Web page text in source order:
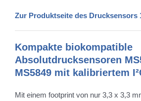
Zur Produktseite des Drucksensors
Kompakte biokompatible
Absolutdrucksensoren
MS5849 mit kalibriertem
Mit einem footprint von nur 3,3 x 3,3